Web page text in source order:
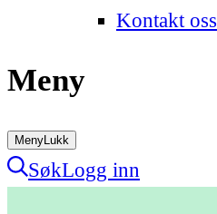
Kontakt oss
Meny
MenyLukk
SøkLogg inn